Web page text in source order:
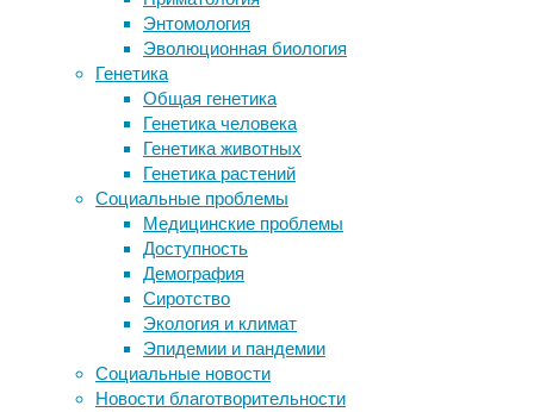
Энтомология
Эволюционная биология
Генетика
Общая генетика
Генетика человека
Генетика животных
Генетика растений
Социальные проблемы
Медицинские проблемы
Доступность
Демография
Сиротство
Экология и климат
Эпидемии и пандемии
Социальные новости
Новости благотворительности
запоминать
местоположение
одновременно
двух
людей,
которые
вне
поля
зрения.
Следите за новостями